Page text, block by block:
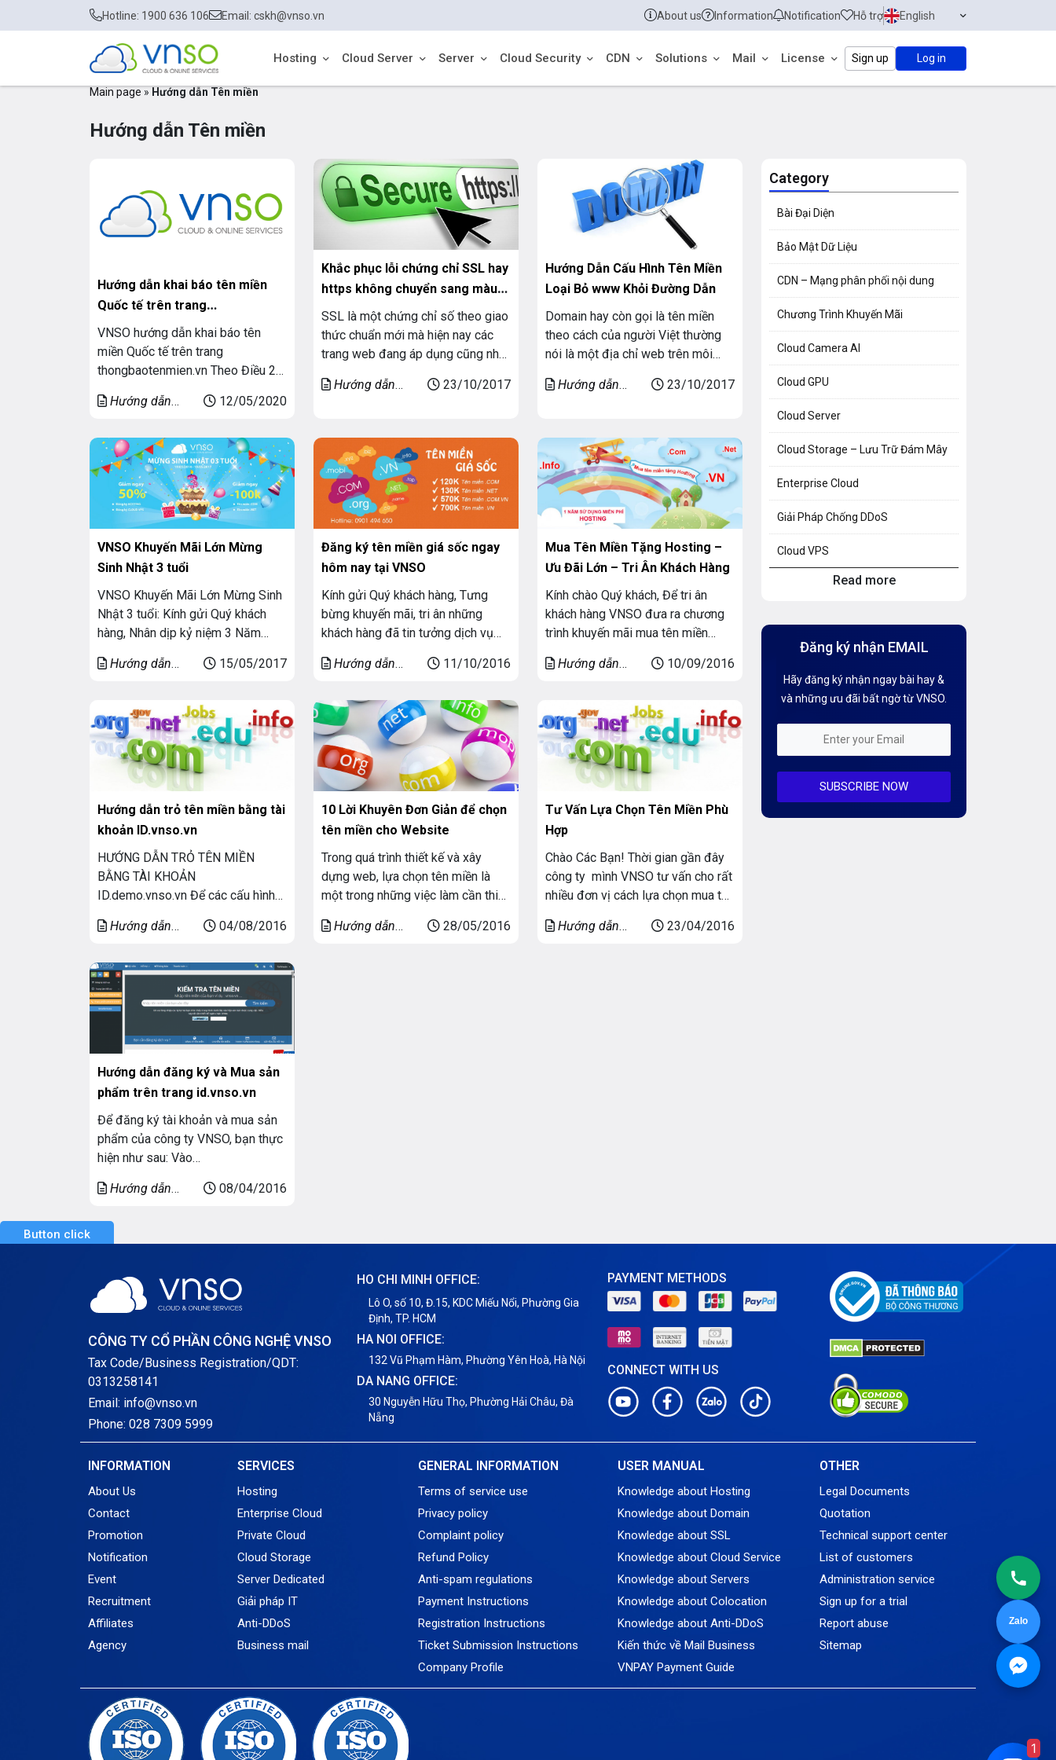
Zalo
Hotline: 1900 636 106 Email: cskh@vnso.vn About us Information Notification Hỗ trợ English
Hosting Cloud Server Server Cloud Security CDN Solutions Mail License Sign up Log in
Main page » Hướng dẫn Tên miền
Hướng dẫn Tên miền
Hướng dẫn khai báo tên miền
Quốc tế trên trang
thongbaotenmien.vn
VNSO hướng dẫn khai báo tên
miền Quốc tế trên trang
thongbaotenmien.vn Theo Điều 23
định Tổ chức, cá nhân khi thiết lập
dụng tên miền Quốc gia Việt Nam
“.vn” phải thông báo trên môi
trường mạng với Bộ Bưu […]
Hướng dẫn
12/05/2020
Khắc phục lỗi chứng chỉ SSL hay
https không chuyển sang màu
xanh
SSL là một chứng chỉ số theo giao
thức chuẩn mới mà hiện nay các
trang web đang áp dụng cũng như
giới thay cho http thông thường.
màu xanh. Ví dụ:
https:demo.vnso.vn
Hướng dẫn
23/10/2017
Hướng Dẫn Cấu Hình Tên Miền
Loại Bỏ www Khỏi Đường Dẫn
Domain hay còn gọi là tên miền
theo cách của người Việt thường
nói là một địa chỉ web trên môi
có thể truy cập tới trang đích. Tuy
giữa tiên miền có […]
Hướng dẫn
23/10/2017
VNSO Khuyến Mãi Lớn Mừng
Sinh Nhật 3 tuổi
VNSO Khuyến Mãi Lớn Mừng Sinh
Nhật 3 tuổi: Kính gửi Quý khách
hàng, Nhân dịp kỷ niệm 3 Năm
trọng gửi đến quý khách hàng lời
dịch vụ của VNSO. Để tri ân khách
hàng, VNSO mừng sinh nhật 3
tuổi tung ra […]
Hướng dẫn
15/05/2017
Đăng ký tên miền giá sốc ngay
hôm nay tại VNSO
Kính gửi Quý khách hàng, Tưng
bừng khuyến mãi, tri ân những
khách hàng đã tin tưởng dịch vụ
đem đến những món quà có giá trị,
nhiều ưu đãi hấp dẫn: ĐĂNG KÝ
TÊN MIỀN GIÁ SỐC.
Hướng dẫn
11/10/2016
Mua Tên Miền Tặng Hosting –
Ưu Đãi Lớn – Tri Ân Khách Hàng
Kính chào Quý khách, Để tri ân
khách hàng VNSO đưa ra chương
trình khuyến mãi mua tên miền
Đăng ký dịch vụ mua tên miền: .vn,
Hướng dẫn
10/09/2016
Hướng dẫn trỏ tên miền bằng tài
khoản ID.vnso.vn
HƯỚNG DẪN TRỎ TÊN MIỀN
BẰNG TÀI KHOẢN
ID.demo.vnso.vn Để các cấu hình
hiệu lực. Domain của quý khách
ns1.demo.vnso.vn,
ns2.demo.vnso.vn . Các bạn có thể
kiểm tra các nameserver đã được
http://www.intodns.com/
Hướng dẫn
04/08/2016
10 Lời Khuyên Đơn Giản để chọn
tên miền cho Website
Trong quá trình thiết kế và xây
dựng web, lựa chọn tên miền là
một trong những việc làm cần thiết
hưởng đến mức độ hiệu quả của
Hướng dẫn
28/05/2016
Tư Vấn Lựa Chọn Tên Miền Phù
Hợp
Chào Các Bạn! Thời gian gần đây
công ty mình VNSO tư vấn cho rất
nhiều đơn vị cách lựa chọn mua tên
lại các cách chọn và đăng ký tên
Hướng dẫn
23/04/2016
Hướng dẫn đăng ký và Mua sản
phẩm trên trang id.vnso.vn
Để đăng ký tài khoản và mua sản
phẩm của công ty VNSO, bạn thực
hiện như sau: Vào
Hướng dẫn
08/04/2016
Category
Bài Đại Diện
Bảo Mật Dữ Liệu
CDN – Mạng phân phối nội dung
Chương Trình Khuyến Mãi
Cloud Camera AI
Cloud GPU
Cloud Server
Cloud Storage – Lưu Trữ Đám Mây
Enterprise Cloud
Giải Pháp Chống DDoS
Cloud VPS
Hosting Knowledge
Hướng dẫn Tên miền
Kiến thức AI
Mỗi tuần 01 Server
Server AI
Server Dedicated (Máy chủ riêng)
Read more
Đăng ký nhận EMAIL
Hãy đăng ký nhận ngay bài hay &
và những ưu đãi bất ngờ từ VNSO.
SUBSCRIBE NOW
Button click
CÔNG TY CỔ PHẦN CÔNG NGHỆ VNSO
Tax Code/Business Registration/QDT:
0313258141
Email: info@vnso.vn
Phone: 028 7309 5999
HO CHI MINH OFFICE:
Lô O, số 10, Đ.15, KDC Miếu Nổi, Phường Gia
Định, TP. HCM
HA NOI OFFICE:
132 Vũ Phạm Hàm, Phường Yên Hoà, Hà Nội
DA NANG OFFICE:
30 Nguyễn Hữu Thọ, Phường Hải Châu, Đà
Nẵng
PAYMENT METHODS
CONNECT WITH US
INFORMATION
About Us
Contact
Promotion
Notification
Event
Recruitment
Affiliates
Agency
SERVICES
Hosting
Enterprise Cloud
Private Cloud
Cloud Storage
Server Dedicated
Giải pháp IT
Anti-DDoS
Business mail
GENERAL INFORMATION
Terms of service use
Privacy policy
Complaint policy
Refund Policy
Anti-spam regulations
Payment Instructions
Registration Instructions
Ticket Submission Instructions
Company Profile
USER MANUAL
Knowledge about Hosting
Knowledge about Domain
Knowledge about SSL
Knowledge about Cloud Service
Knowledge about Servers
Knowledge about Colocation
Knowledge about Anti-DDoS
Kiến thức về Mail Business
VNPAY Payment Guide
OTHER
Legal Documents
Quotation
Technical support center
List of customers
Administration service
Sign up for a trial
Report abuse
Sitemap
1